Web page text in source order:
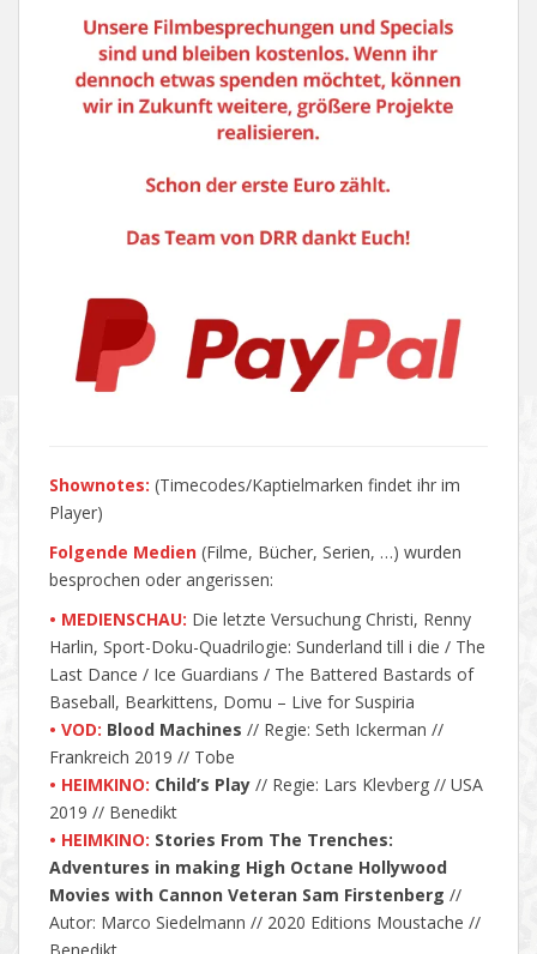
Shownotes: (Timecodes/Kaptielmarken findet ihr im
Player)
Folgende Medien (Filme, Bücher, Serien, …) wurden
besprochen oder angerissen:
• MEDIENSCHAU: Die letzte Versuchung Christi, Renny
Harlin, Sport-Doku-Quadrilogie: Sunderland till i die / The
Last Dance / Ice Guardians / The Battered Bastards of
Baseball, Bearkittens, Domu – Live for Suspiria
• VOD: Blood Machines // Regie: Seth Ickerman //
Frankreich 2019 // Tobe
• HEIMKINO: Child’s Play // Regie: Lars Klevberg // USA
2019 // Benedikt
• HEIMKINO: Stories From The Trenches:
Adventures in making High Octane Hollywood
Movies with Cannon Veteran Sam Firstenberg //
Autor: Marco Siedelmann // 2020 Editions Moustache //
Benedikt